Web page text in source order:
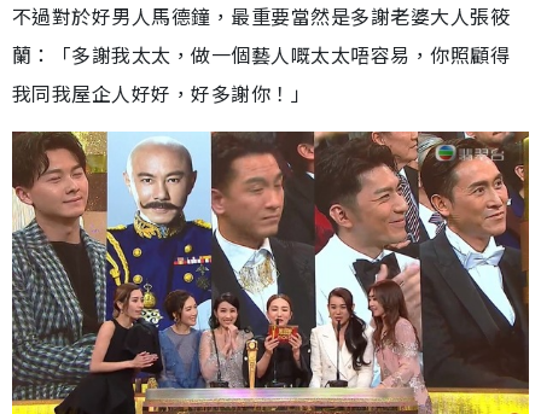
不過對於好男人馬德鐘，最重要當然是多謝老婆大人張筱
蘭：「多謝我太太，做一個藝人嘅太太唔容易，你照顧得
我同我屋企人好好，好多謝你！」